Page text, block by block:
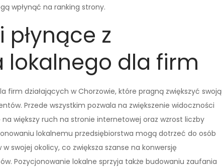
wpłynąć na ranking strony.
z
dla firm
firm działających w Chorzowie, które pragną zwiększyć swoją
Przede wszystkim pozwala na zwiększenie widoczności
większy ruch na stronie internetowej oraz wzrost liczby
lokalnemu przedsiębiorstwa mogą dotrzeć do osób
swojej okolicy, co zwiększa szanse na konwersję
Pozycjonowanie lokalne sprzyja także budowaniu zaufania